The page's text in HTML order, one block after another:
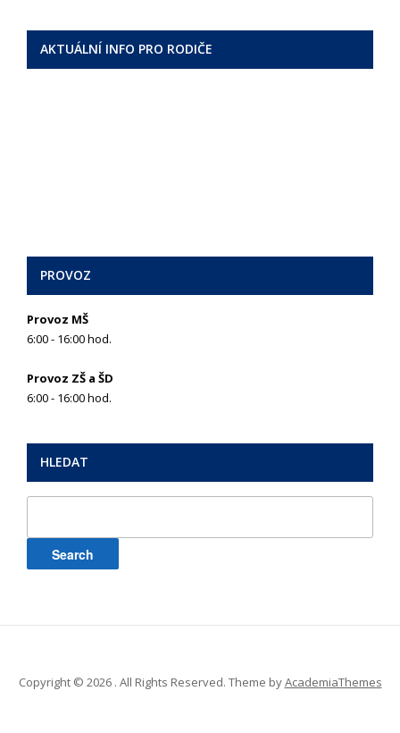
AKTUÁLNÍ INFO PRO RODIČE
PROVOZ
Provoz MŠ
6:00 - 16:00 hod.
Provoz ZŠ a ŠD
6:00 - 16:00 hod.
HLEDAT
Copyright © 2026 . All Rights Reserved. Theme byAcademiaThemes